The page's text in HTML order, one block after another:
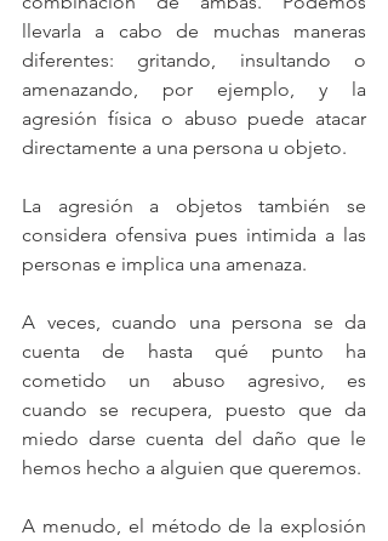
llevarla a cabo de muchas maneras
diferentes: gritando, insultando o
amenazando, por ejemplo, y la
agresión física o abuso puede atacar
directamente a una persona u objeto.
La agresión a objetos también se
considera ofensiva pues intimida a las
personas e implica una amenaza.
A veces, cuando una persona se da
cuenta de hasta qué punto ha
cometido un abuso agresivo, es
cuando se recupera, puesto que da
miedo darse cuenta del daño que le
hemos hecho a alguien que queremos.
A menudo, el método de la explosión